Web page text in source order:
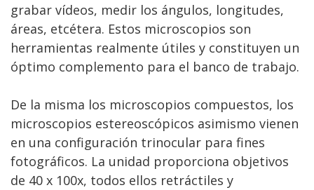
grabar vídeos, medir los ángulos, longitudes,
áreas, etcétera. Estos microscopios son
herramientas realmente útiles y constituyen un
óptimo complemento para el banco de trabajo.
De la misma los microscopios compuestos, los
microscopios estereoscópicos asimismo vienen
en una configuración trinocular para fines
fotográficos. La unidad proporciona objetivos
de 40 x 100x, todos ellos retráctiles y